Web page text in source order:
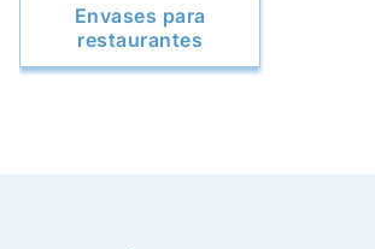
Envases para
restaurantes